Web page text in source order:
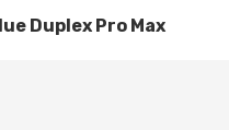
Duplex Pro Max